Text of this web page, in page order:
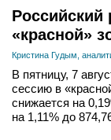
Российский
«красной»
Кристина Гудым,
В пятницу, 7
сессию в
снижается на
на 1,11% до